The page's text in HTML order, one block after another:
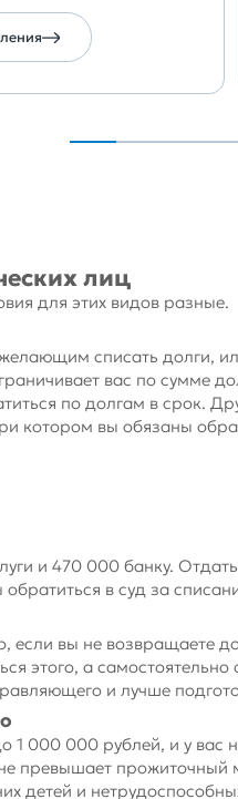
лиц
для этих видов разные.
списать долги,
вас по сумме
по долгам в срок.
котором вы обязаны
и 470 000 банку. Отдать
в суд за
если вы не возвращаете
этого, а самостоятельно
и лучше
000 000 рублей, и у вас
превышает прожиточный
детей и